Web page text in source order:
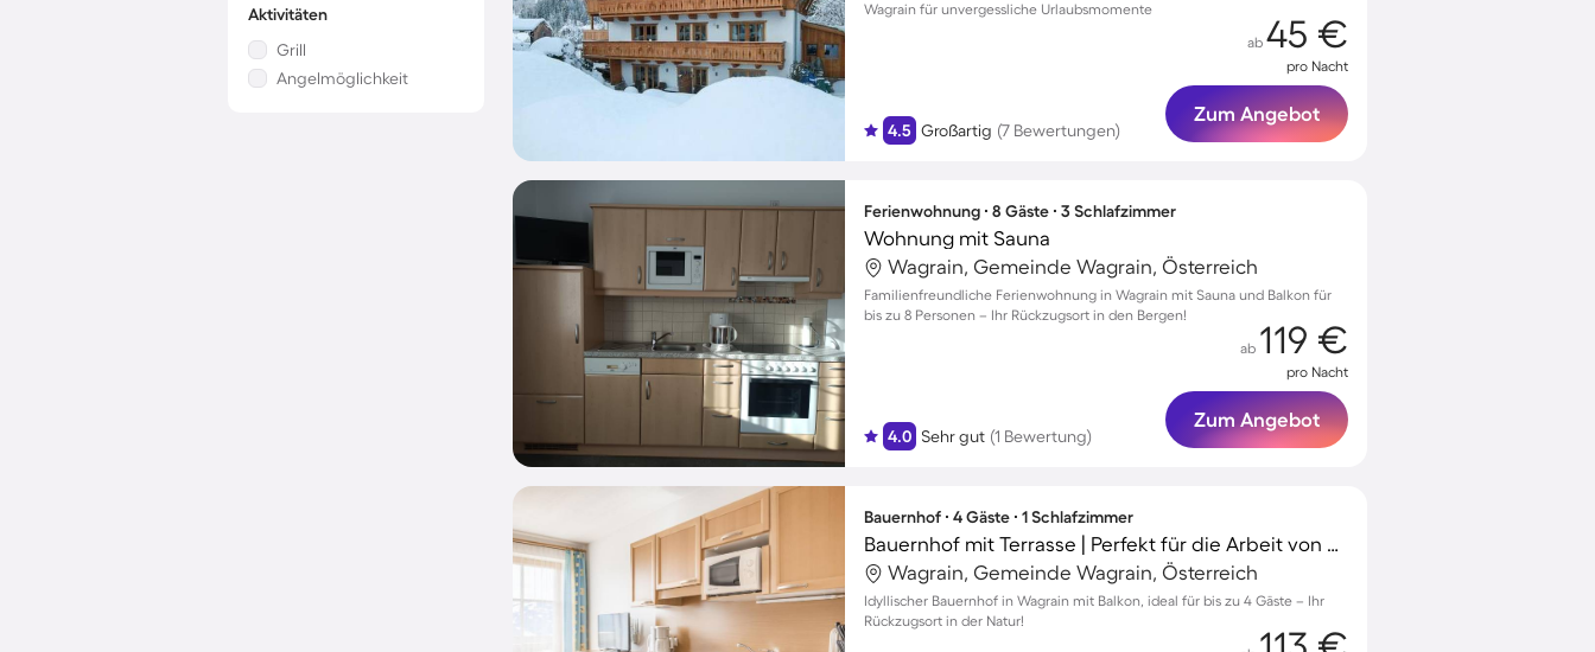
Aktivitäten
Grill
Angelmöglichkeit
Wagrain für unvergessliche Urlaubsmomente
4.5 Großartig (7 Bewertungen)
ab 45 €
pro Nacht
Zum Angebot
Ferienwohnung ∙ 8 Gäste ∙ 3 Schlafzimmer
Wohnung mit Sauna
Wagrain, Gemeinde Wagrain, Österreich
Familienfreundliche Ferienwohnung in Wagrain mit Sauna und Balkon für
bis zu 8 Personen – Ihr Rückzugsort in den Bergen!
4.0 Sehr gut (1 Bewertung)
ab 119 €
pro Nacht
Zum Angebot
Bauernhof ∙ 4 Gäste ∙ 1 Schlafzimmer
Bauernhof mit Terrasse | Perfekt für die Arbeit von Zuhause
Wagrain, Gemeinde Wagrain, Österreich
Idyllischer Bauernhof in Wagrain mit Balkon, ideal für bis zu 4 Gäste – Ihr
Rückzugsort in der Natur!